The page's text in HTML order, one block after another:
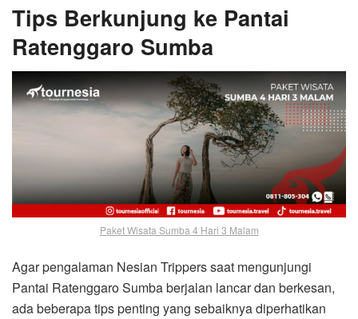
Tips Berkunjung ke Pantai
Ratenggaro Sumba
Paket Wisata Sumba 4 Hari 3 Malam
Agar pengalaman Nesian Trippers saat mengunjungi
Pantai Ratenggaro Sumba berjalan lancar dan berkesan,
ada beberapa tips penting yang sebaiknya diperhatikan